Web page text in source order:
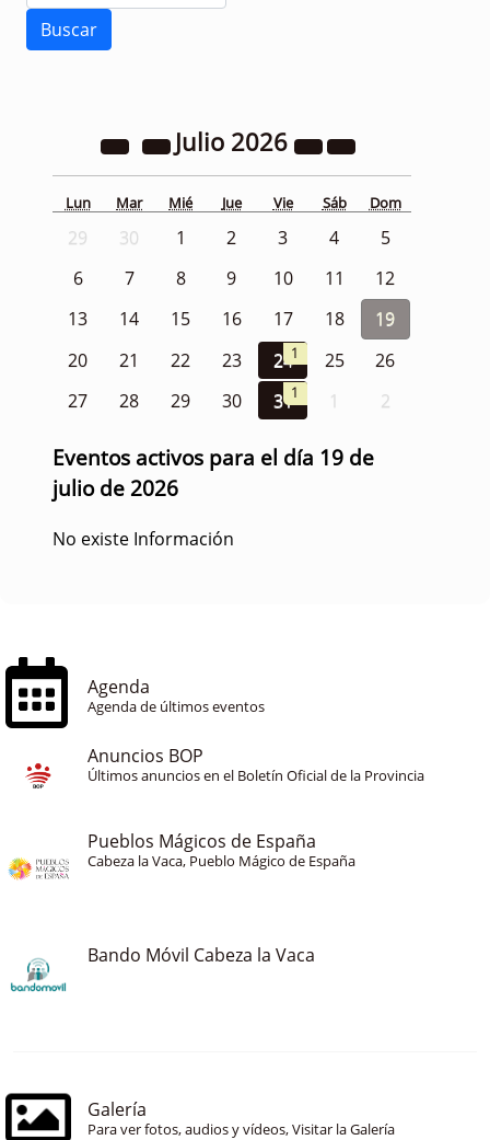
Julio 2026
Lun Mar Mié Jue Vie Sáb Dom
29 30 1 2 3 4
5
6
7 8 9 10 11
12
13
14 15 16 17 18
19
20
21 22 23 241 25
26
27
28 29 30 311 1 2
Eventos activos para el día 19 de
julio de 2026
No existe Información
Agenda
Agenda de últimos eventos
Anuncios BOP
Últimos anuncios en el Boletín Oficial de la Provincia
Pueblos Mágicos de España
Cabeza la Vaca, Pueblo Mágico de España
Bando Móvil Cabeza la Vaca
Galería
Para ver fotos, audios y vídeos, Visitar la Galería